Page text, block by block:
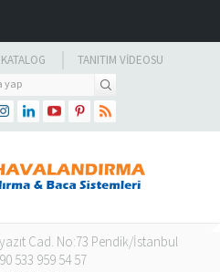
TANITIM VIDEOSU
Cad. No:73 Pendik/İstanbul
533 959 54 57